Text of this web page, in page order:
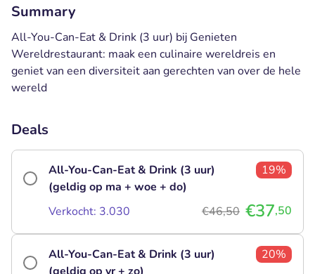
Summary
All-You-Can-Eat & Drink (3 uur) bij Genieten
Wereldrestaurant: maak een culinaire wereldreis en
geniet van een diversiteit aan gerechten van over de hele
wereld
Deals
All-You-Can-Eat & Drink (3 uur)
(geldig op ma + woe + do)
19%
Verkocht: 3.030 €46,50 €37,50
All-You-Can-Eat & Drink (3 uur)
20%